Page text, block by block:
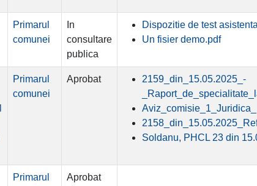
Primarul
comunei
In
consultare
publica
Dispozitie de test
Un fisier demo.pdf
Primarul
comunei
Aprobat
2159_din_15.05.2025_-
Soldanu, PHCL 23 din
Primarul
Aprobat